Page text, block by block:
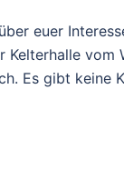
euer
Kelterhalle vom
Es gibt keine